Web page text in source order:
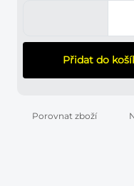
Přidat do
Porovnat zboží